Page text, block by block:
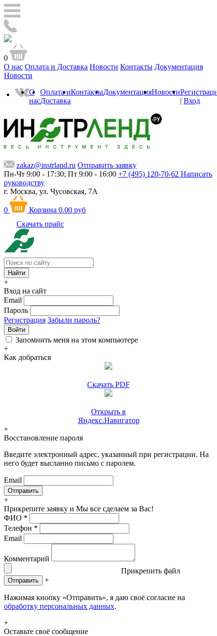
0
О нас Оплата и Доставка Новости Контакты Документация
Новости
О
нас
Оплата и
Доставка
КонтактыДокументацияНовости
| Вход
zakaz@instrland.ru Отправить заявку
Пн-Чт 9:00 - 17:30; Пт 9:00 - 16:00 +7 (495) 120-70-62 Написать
руководству
г. Москва, ул. Чусовская, 7А
0 Корзина 0.00 руб
Скачать прайс
+
Вход на сайт
Email
Пароль
Регистрация Забыли пароль?
Войти
Запомнить меня на этом компьютере
+
Как добраться
Скачать PDF
Открыть в
Яндекс.Навигатор
+
Восстановление пароля
Введите электронный адрес, указанный при регистрации. На
него будет высланно письмо с паролем.
Email
+
Прикрепите заявку и Мы все сделаем за Вас!
ФИО *
Телефон *
Email
Комментарий
Прикрепить файл
Отправить +
Нажимая кнопку «Отправить», я даю своё согласие на
обработку персональных данных.
+
Оставьте своё сообщение